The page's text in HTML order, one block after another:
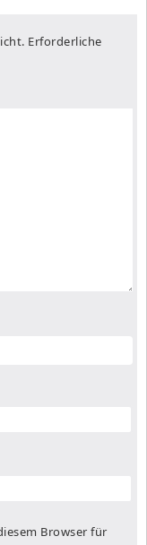
Erforderliche
Browser für